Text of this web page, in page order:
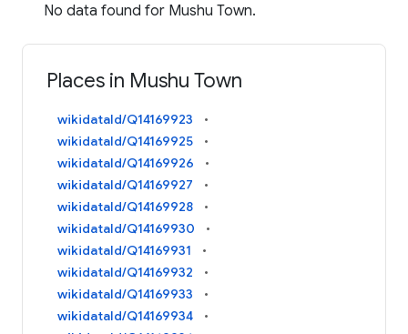
No data found for Mushu Town.
Places in Mushu Town
wikidataId/Q14169923
wikidataId/Q14169925
wikidataId/Q14169926
wikidataId/Q14169927
wikidataId/Q14169928
wikidataId/Q14169930
wikidataId/Q14169931
wikidataId/Q14169932
wikidataId/Q14169933
wikidataId/Q14169934